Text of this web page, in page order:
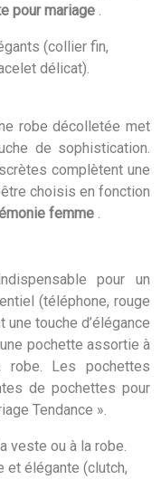
pour mariage
(collier fin,
délicat).
robe décolletée met
de sophistication.
complètent une
choisis en fonction
femme
pour un
(téléphone, rouge
touche d’élégance
pochette assortie à
Les pochettes
de pochettes pour
Tendance ».
veste ou à la robe.
et élégante (clutch,